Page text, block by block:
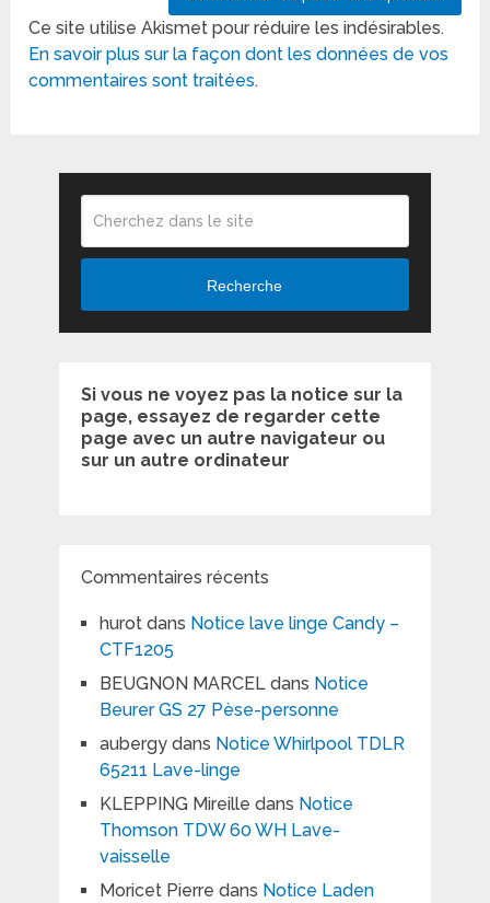
Ce site utilise Akismet pour réduire les indésirables.
En savoir plus sur la façon dont les données de vos
commentaires sont traitées.
Recherche
Si vous ne voyez pas la notice sur la
page, essayez de regarder cette
page avec un autre navigateur ou
sur un autre ordinateur
Commentaires récents
hurotdans Notice lave linge Candy –
CTF1205
BEUGNON MARCELdans Notice
Beurer GS 27 Pèse-personne
aubergydans Notice Whirlpool TDLR
65211 Lave-linge
KLEPPING Mireille dans Notice
Thomson TDW 60 WH Lave-
vaisselle
Moricet Pierre dans Notice Laden